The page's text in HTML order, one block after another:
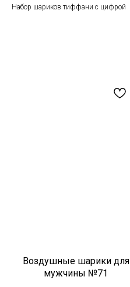
Набор шариков тиффани с цифрой
Воздушные шарики для
мужчины №71